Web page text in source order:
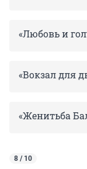
«Любовь и
«Вокзал для
«Женитьба
8 / 10